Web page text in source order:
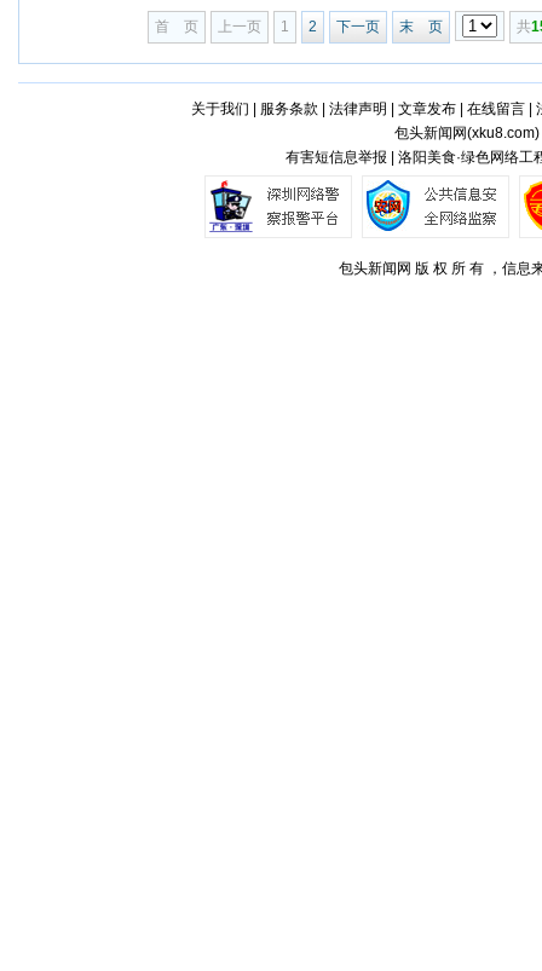
首 页 上一页 1 2 下一页 末 页 共
关于我们 服务条款 法律声明 文章发布| 在线留言|
包头新闻网(xku8.com)
有害短信息举报 | 洛阳美食·绿色网络
包头新闻网 版 权 所 有 ，信息